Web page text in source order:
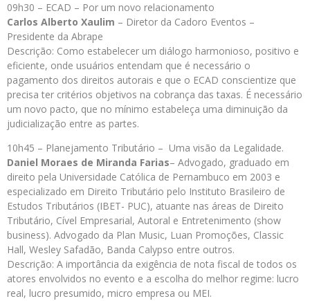
09h30 – ECAD – Por um novo relacionamento
Carlos Alberto Xaulim – Diretor da Cadoro Eventos –
Presidente da Abrape
Descrição: Como estabelecer um diálogo harmonioso, positivo e
eficiente, onde usuários entendam que é necessário o
pagamento dos direitos autorais e que o ECAD conscientize que
precisa ter critérios objetivos na cobrança das taxas. É necessário
um novo pacto, que no mínimo estabeleça uma diminuição da
judicialização entre as partes.
10h45 – Planejamento Tributário – Uma visão da Legalidade.
Daniel Moraes de Miranda Farias– Advogado, graduado em
direito pela Universidade Católica de Pernambuco em 2003 e
especializado em Direito Tributário pelo Instituto Brasileiro de
Estudos Tributários (IBET- PUC), atuante nas áreas de Direito
Tributário, Cível Empresarial, Autoral e Entretenimento (show
business). Advogado da Plan Music, Luan Promoções, Classic
Hall, Wesley Safadão, Banda Calypso entre outros.
Descrição: A importância da exigência de nota fiscal de todos os
atores envolvidos no evento e a escolha do melhor regime: lucro
real, lucro presumido, micro empresa ou MEI.